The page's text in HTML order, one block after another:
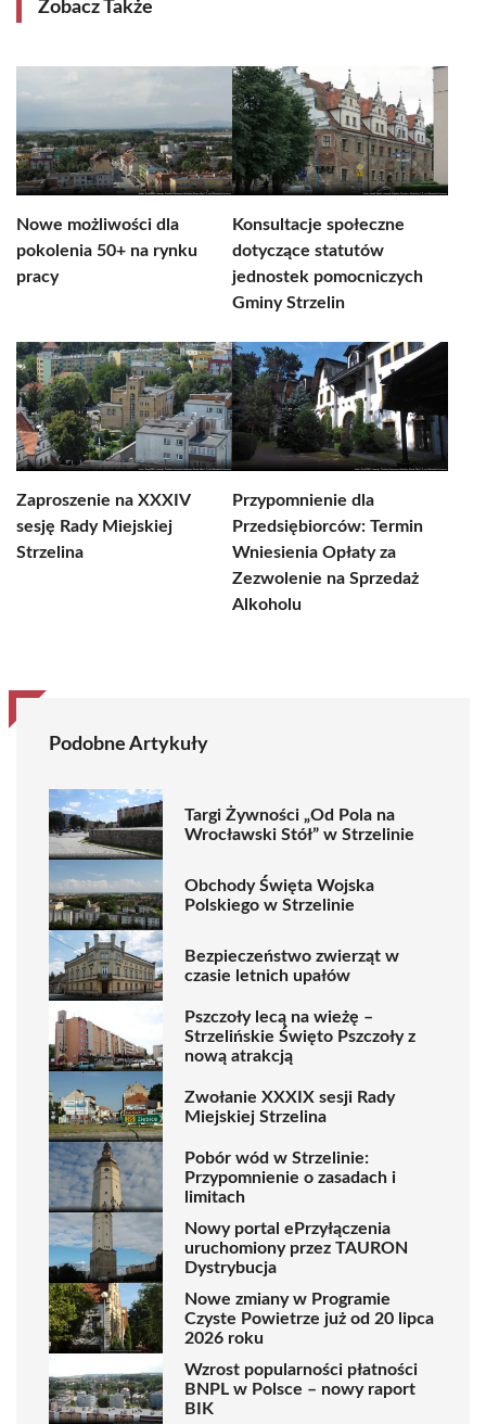
Zobacz Także
Nowe możliwości dla
pokolenia 50+ na rynku
pracy
Konsultacje społeczne
dotyczące statutów
jednostek pomocniczych
Gminy Strzelin
Zaproszenie na XXXIV
sesję Rady Miejskiej
Strzelina
Przypomnienie dla
Przedsiębiorców: Termin
Wniesienia Opłaty za
Zezwolenie na Sprzedaż
Alkoholu
Podobne Artykuły
Targi Żywności „Od Pola na
Wrocławski Stół” w Strzelinie
Obchody Święta Wojska
Polskiego w Strzelinie
Bezpieczeństwo zwierząt w
czasie letnich upałów
Pszczoły lecą na wieżę –
Strzelińskie Święto Pszczoły z
nową atrakcją
Zwołanie XXXIX sesji Rady
Miejskiej Strzelina
Pobór wód w Strzelinie:
Przypomnienie o zasadach i
limitach
Nowy portal ePrzyłączenia
uruchomiony przez TAURON
Dystrybucja
Nowe zmiany w Programie
Czyste Powietrze już od 20 lipca
2026 roku
Wzrost popularności płatności
BNPL w Polsce – nowy raport
BIK